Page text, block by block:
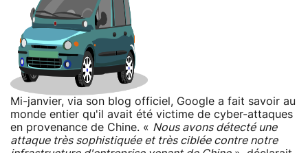
Mi-janvier, via son blog officiel, Google a fait savoir au
monde entier qu'il avait été victime de cyber-attaques
en provenance de Chine. « Nous avons détecté une
attaque très sophistiquée et très ciblée contre notre